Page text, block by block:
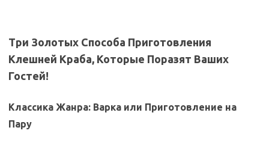
Три Золотых Способа Приготовления
Клешней Краба, Которые Поразят Ваших
Гостей!
Классика Жанра: Варка или Приготовление на
Пару